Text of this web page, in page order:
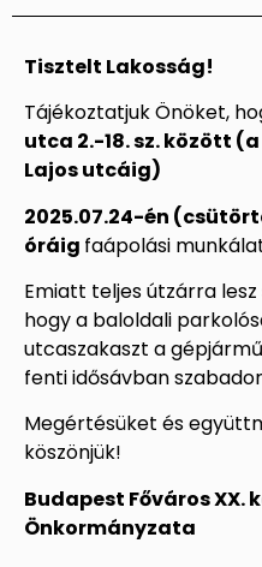
Tisztelt Lakosság!
Tájékoztatjuk Önöket,
utca 2.-18. sz. között
Lajos utcáig)
2025.07.24-én
óráig faápolási
Emiatt teljes útzárra
hogy a baloldali
utcaszakaszt a
fenti idősávban
Megértésüket és
köszönjük!
Budapest Főváros XX.
Önkormányzata